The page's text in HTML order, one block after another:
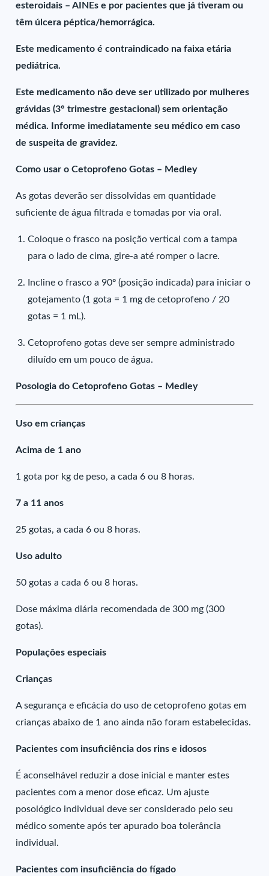
esteroidais – AINEs e por pacientes que já tiveram ou
têm úlcera péptica/hemorrágica.
Este medicamento é contraindicado na faixa etária
pediátrica.
Este medicamento não deve ser utilizado por mulheres
grávidas (3° trimestre gestacional) sem orientação
médica. Informe imediatamente seu médico em caso
de suspeita de gravidez.
Como usar o Cetoprofeno Gotas – Medley
As gotas deverão ser dissolvidas em quantidade
suficiente de água filtrada e tomadas por via oral.
Coloque o frasco na posição vertical com a tampa
para o lado de cima, gire-a até romper o lacre.
Incline o frasco a 90º (posição indicada) para iniciar o
gotejamento (1 gota = 1 mg de cetoprofeno / 20
gotas = 1 mL).
Cetoprofeno gotas deve ser sempre administrado
diluído em um pouco de água.
Posologia do Cetoprofeno Gotas – Medley
Uso em crianças
Acima de 1 ano
1 gota por kg de peso, a cada 6 ou 8 horas.
7 a 11 anos
25 gotas, a cada 6 ou 8 horas.
Uso adulto
50 gotas a cada 6 ou 8 horas.
Dose máxima diária recomendada de 300 mg (300
gotas).
Populações especiais
Crianças
A segurança e eficácia do uso de cetoprofeno gotas em
crianças abaixo de 1 ano ainda não foram estabelecidas.
Pacientes com insuficiência dos rins e idosos
É aconselhável reduzir a dose inicial e manter estes
pacientes com a menor dose eficaz. Um ajuste
posológico individual deve ser considerado pelo seu
médico somente após ter apurado boa tolerância
individual.
Pacientes com insuficiência do fígado